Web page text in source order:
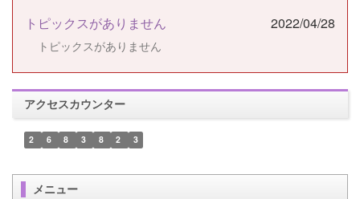
トピックスがありません 2022/04/28
トピックスがありません
アクセスカウンター
2 6 8 3 8 2 3
メニュー